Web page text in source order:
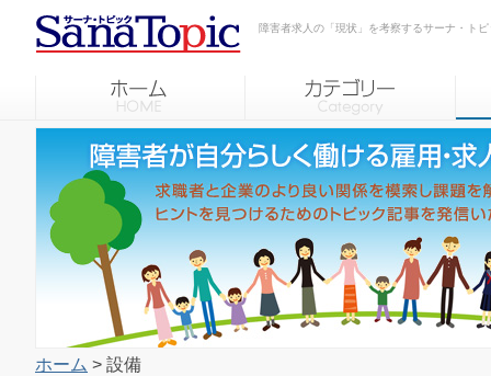
障害者求人の「現状」を考察するサーナ・トピ
ホーム > 設備